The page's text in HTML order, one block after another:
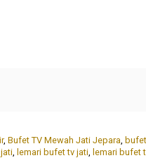
, Bufet TV Mewah Jati Jepara
lemari bufet tv jati lemari bufet